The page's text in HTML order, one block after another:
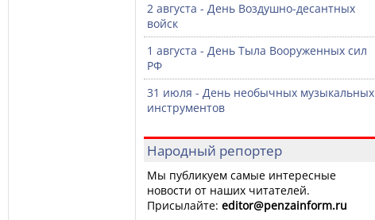
2 августа - День Воздушно-десантных
войск
1 августа - День Тыла Вооруженных сил
РФ
31 июля - День необычных музыкальных
инструментов
Народный репортер
Мы публикуем самые интересные
новости от наших читателей.
Присылайте: editor@penzainform.ru